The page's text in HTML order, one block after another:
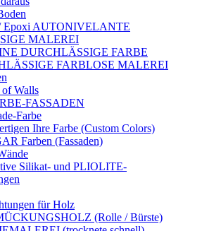
Epoxi AUTONIVELANTE
MALEREI
DURCHLÄSSIGE FARBE
FARBLOSE MALEREI
of Walls
FASSADEN
Farbe
Ihre Farbe (Custom Colors)
Farben (Fassaden)
Silikat- und PLIOLITE-
für Holz
(Rolle / Bürste)